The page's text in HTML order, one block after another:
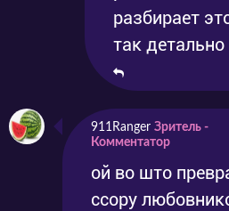
разбирает
так детально
911Ranger Зритель -
Комментатор
ой во што
ссору